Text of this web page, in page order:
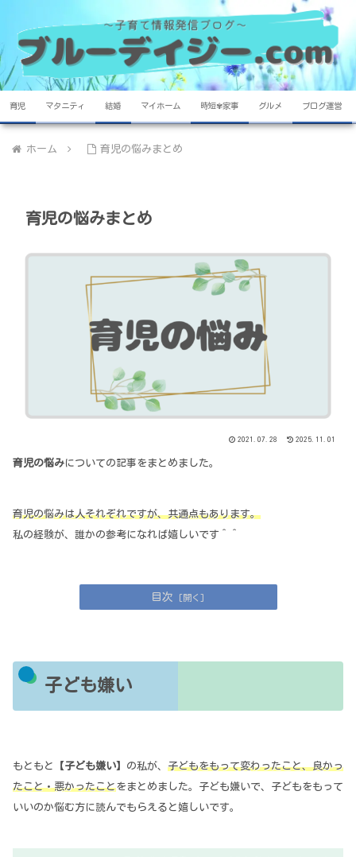
育児 マタニティ 結婚 マイホーム 時短✾家事 グルメ ブログ運営
ホーム 育児の悩みまとめ
育児の悩みまとめ
2021.07.28 2025.11.01
育児の悩みについての記事をまとめました。
育児の悩みは人それぞれですが、共通点もあります。
私の経験が、誰かの参考になれば嬉しいです＾＾
目次
子ども嫌い
もともと【 子ども嫌い】の私が、 子どもをもって変わったこと、良かっ
たこと・悪かったことをまとめました。子ども嫌いで、子どもをもって
いいのか悩む方に読んでもらえると嬉しいです。